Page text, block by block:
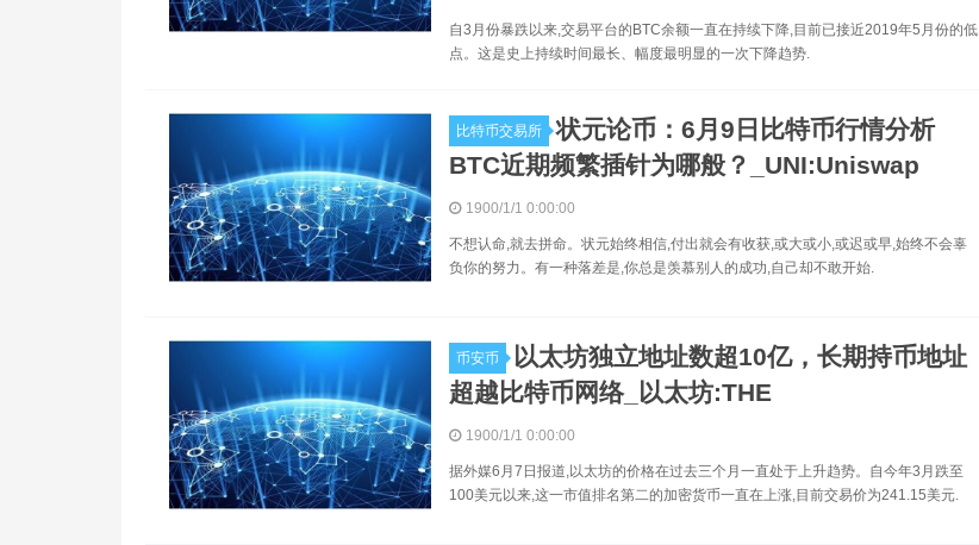
自3月份暴跌以来,交易平台的BTC余额一直在持续下降,目前已接近2019年5月份的低
点。这是史上持续时间最长、幅度最明显的一次下降趋势.
比特币交易所
状元论币：6月9日比特币行情分析
BTC近期频繁插针为哪般？_UNI:Uniswap
1900/1/1 0:00:00
不想认命,就去拼命。状元始终相信,付出就会有收获,或大或小,或迟或早,始终不会辜
负你的努力。有一种落差是,你总是羡慕别人的成功,自己却不敢开始.
币安币
以太坊独立地址数超10亿，长期持币地址
超越比特币网络_以太坊:THE
1900/1/1 0:00:00
据外媒6月7日报道,以太坊的价格在过去三个月一直处于上升趋势。自今年3月跌至
100美元以来,这一市值排名第二的加密货币一直在上涨,目前交易价为241.15美元.